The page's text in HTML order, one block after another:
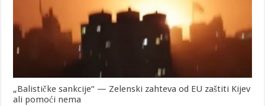
„Balističke sankcije“ — Zelenski zahteva od EU zaštiti Kijev
ali pomoći nema